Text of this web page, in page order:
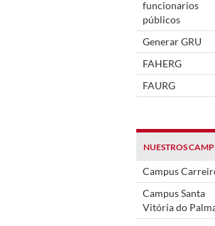
funcionarios
públicos
Generar GRU
FAHERG
FAURG
NUESTROS
Campus
Campus Santa
Vitória do